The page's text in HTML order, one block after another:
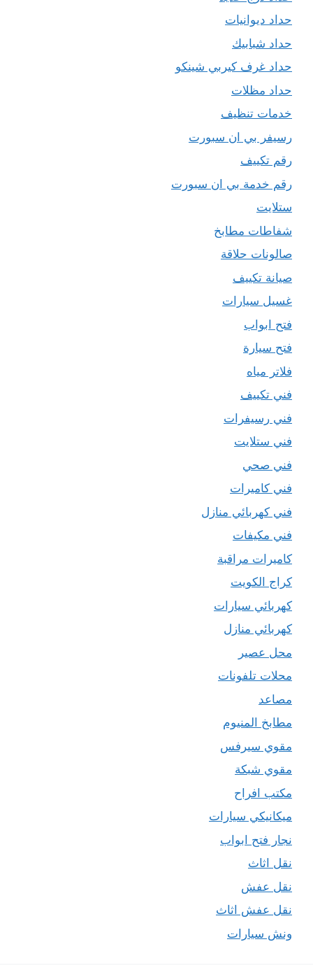
حداد ديوانيات
حداد شبابيك
حداد غرف كيربي شينكو
حداد مظلات
خدمات تنظيف
رسيفر بي ان سبورت
رقم تكييف
رقم خدمة بي ان سبورت
ستلايت
شفاطات مطابخ
صالونات حلاقة
صيانة تكييف
غسيل سيارات
فتح ابواب
فتح سيارة
فلاتر مياه
فني تكييف
فني رسيفرات
فني ستلايت
فني صحي
فني كاميرات
فني كهربائي منازل
فني مكيفات
كاميرات مراقبة
كراج الكويت
كهربائي سيارات
كهربائي منازل
محل عصير
محلات تلفونات
مصاعد
مطابخ المنيوم
مقوي سيرفس
مقوي شبكة
مكتب افراح
ميكانيكي سيارات
نجار فتح ابواب
نقل اثاث
نقل عفش
نقل عفش اثاث
ونش سيارات